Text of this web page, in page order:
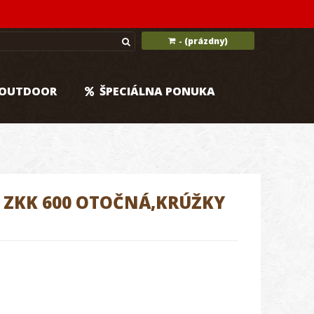
- (prázdny)
ŠPECIÁLNA PONUKA
600 OTOČNÁ,KRÚŽKY